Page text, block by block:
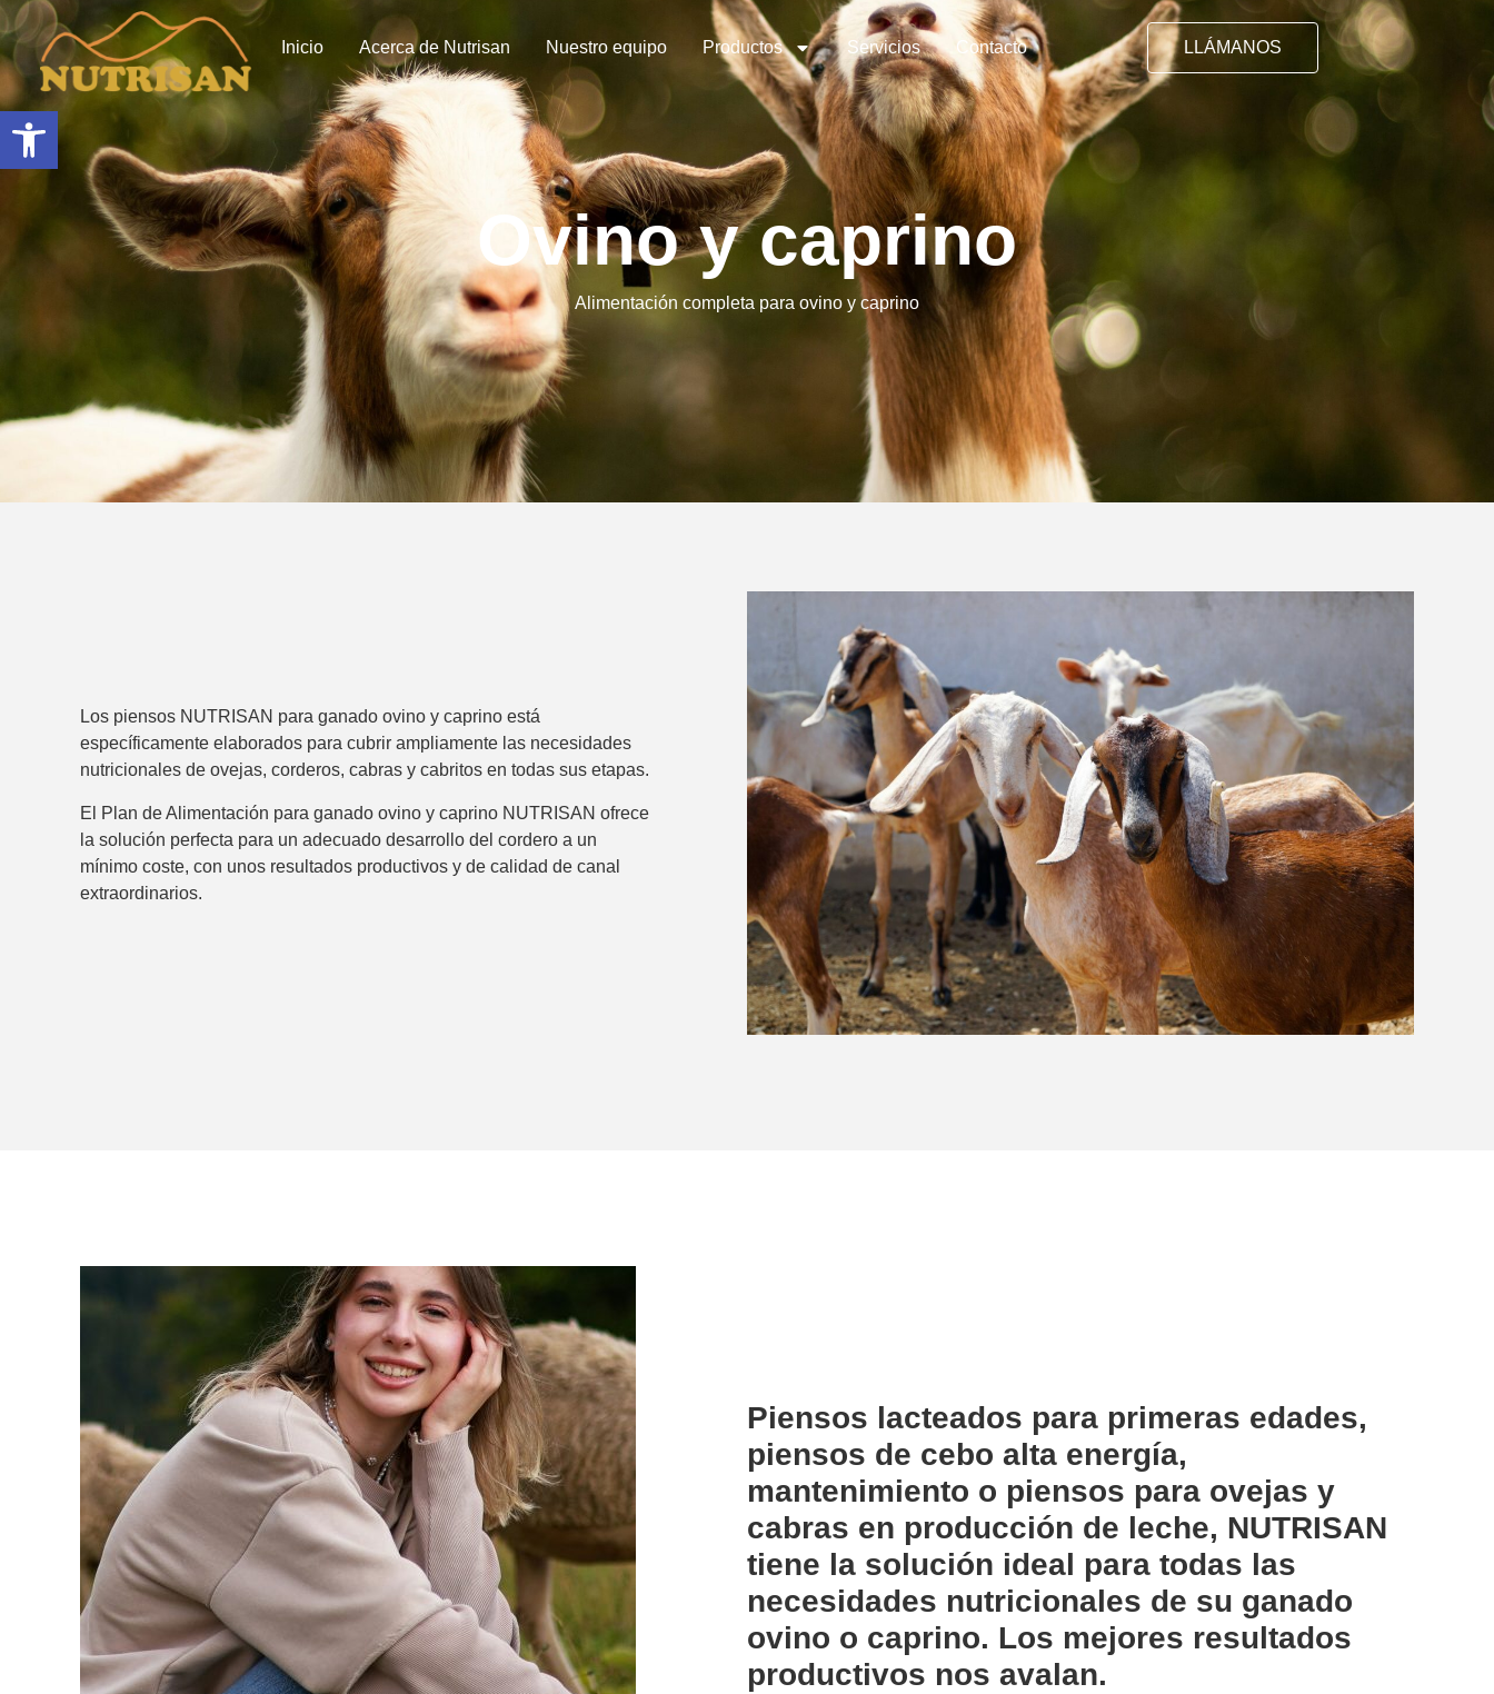
Abrir barra de herramientas
Inicio Acerca de Nutrisan Nuestro equipo Productos Servicios Contacto LLÁMANOS
Ovino y caprino
Alimentación completa para ovino y caprino
Los piensos NUTRISAN para ganado ovino y caprino está
específicamente elaborados para cubrir ampliamente las necesidades
nutricionales de ovejas, corderos, cabras y cabritos en todas sus etapas.
El Plan de Alimentación para ganado ovino y caprino NUTRISAN ofrece
la solución perfecta para un adecuado desarrollo del cordero a un
mínimo coste, con unos resultados productivos y de calidad de canal
extraordinarios.
Piensos lacteados para primeras edades,
piensos de cebo alta energía,
mantenimiento o piensos para ovejas y
cabras en producción de leche, NUTRISAN
tiene la solución ideal para todas las
necesidades nutricionales de su ganado
ovino o caprino. Los mejores resultados
productivos nos avalan.